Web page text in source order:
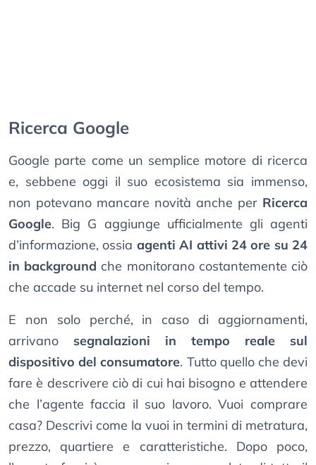
Ricerca Google
Google parte come un semplice motore di ricerca
e, sebbene oggi il suo ecosistema sia immenso,
non potevano mancare novità anche per Ricerca
Google. Big G aggiunge ufficialmente gli agenti
d’informazione, ossia agenti AI attivi 24 ore su 24
in background che monitorano costantemente ciò
che accade su internet nel corso del tempo.
E non solo perché, in caso di aggiornamenti,
arrivano segnalazioni in tempo reale sul
dispositivo del consumatore. Tutto quello che devi
fare è descrivere ciò di cui hai bisogno e attendere
che l’agente faccia il suo lavoro. Vuoi comprare
casa? Descrivi come la vuoi in termini di metratura,
prezzo, quartiere e caratteristiche. Dopo poco,